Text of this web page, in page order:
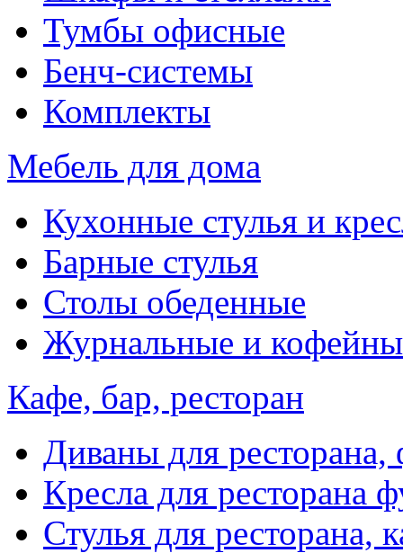
Тумбы офисные
Бенч-системы
Комплекты
Мебель для дома
Кухонные стулья и
Барные стулья
Столы обеденные
Журнальные и
Кафе, бар, ресторан
Диваны для ресторана,
Кресла для ресторана
Стулья для ресторана,